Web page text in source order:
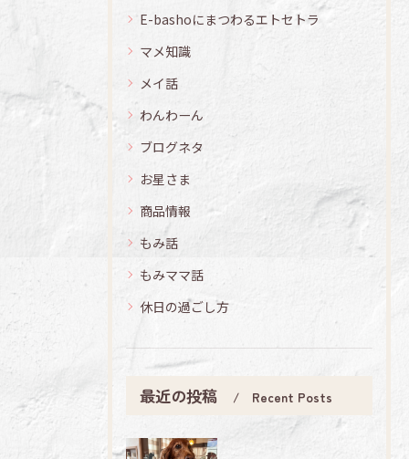
E-bashoにまつわるエトセトラ
マメ知識
メイ話
わんわーん
ブログネタ
お星さま
商品情報
もみ話
もみママ話
休日の過ごし方
最近の投稿 Recent Posts